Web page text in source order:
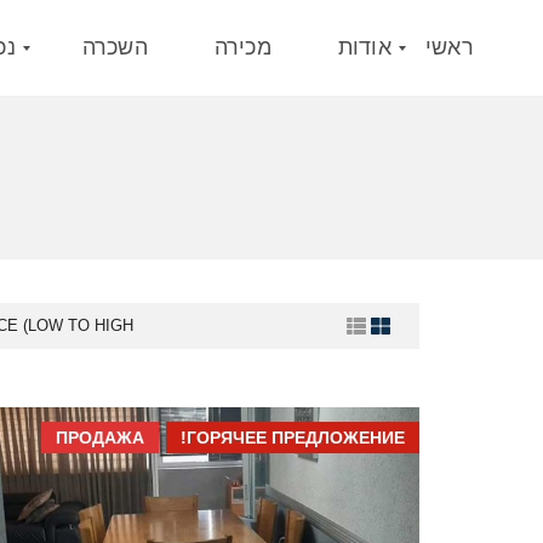
ראשי אודות מכירה השכרה
(LOW TO HIGH)
ГОРЯЧЕЕ ПРЕДЛОЖЕНИЕ!
ПРОДАЖА